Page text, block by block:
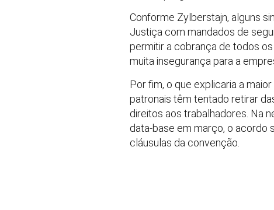
Conforme Zylberstajn, alguns
Justiça com mandados de
permitir a cobrança de todos
muita insegurança para a
Por fim, o que explicaria a
patronais têm tentado retirar
direitos aos trabalhadores. Na
data-base em março, o acordo
cláusulas da convenção.